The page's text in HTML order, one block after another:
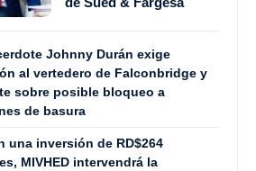
Johnny Durán exige
al vertedero de Falconbridge y
sobre posible bloqueo a
de basura
una inversión de RD$264
MIVHED intervendrá la